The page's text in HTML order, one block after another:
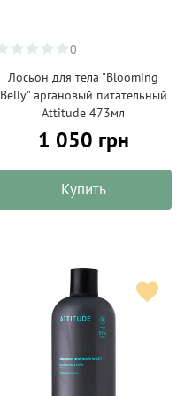
0
Лосьон для тела "Blooming
Belly" аргановый питательный
Attitude 473мл
1 050 грн
Купить